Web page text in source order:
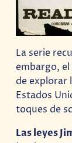
La serie
embargo,
de explorar
Estados
toques de
Las leyes